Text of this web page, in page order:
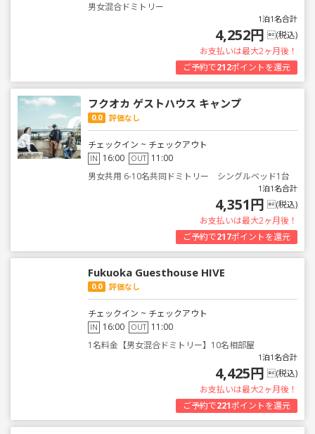
男女混合ドミトリー
1泊1名合計
4,252円 (税込)
お支払いは最大2ヶ月後！
ご予約で212ポイントを還元
フクオカ ゲストハウス キャンプ
0.0 評価なし
チェックイン ~ チェックアウト
IN 16:00 OUT 11:00
男女共用 6-10名共同ドミトリー シングルベッド1台
1泊1名合計
4,351円 (税込)
お支払いは最大2ヶ月後！
ご予約で217ポイントを還元
Fukuoka Guesthouse HIVE
0.0 評価なし
チェックイン ~ チェックアウト
IN 16:00 OUT 11:00
1名料金【男女混合ドミトリー】10名相部屋
1泊1名合計
4,425円 (税込)
お支払いは最大2ヶ月後！
ご予約で221ポイントを還元